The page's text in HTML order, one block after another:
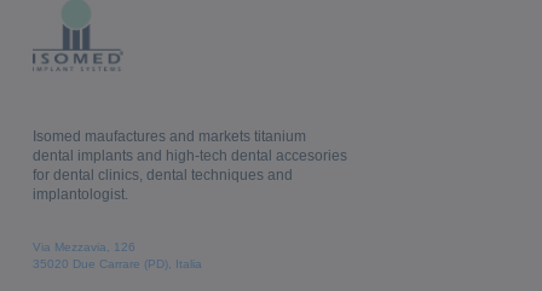
Isomed maufactures and markets titanium
dental implants and high-tech dental accesories
for dental clinics, dental techniques and
implantologist.
Via Mezzavia, 126
35020 Due Carrare (PD), Italia